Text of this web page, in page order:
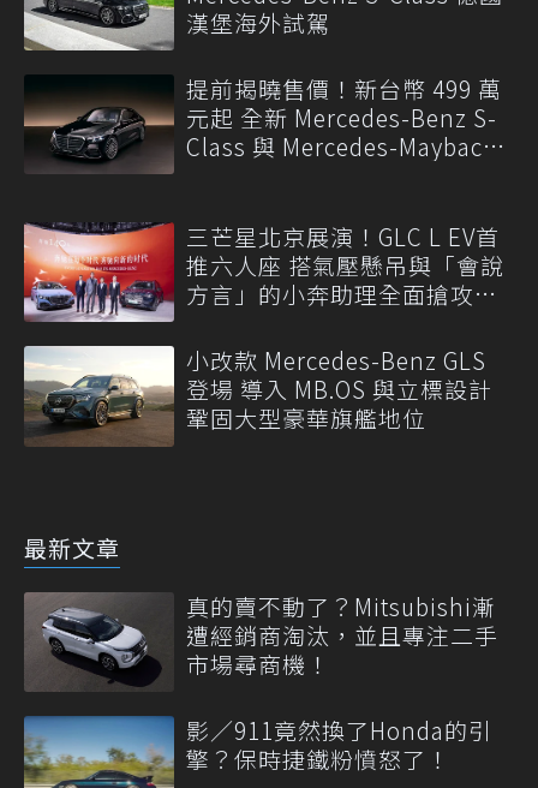
漢堡海外試駕
提前揭曉售價！新台幣 499 萬
元起 全新 Mercedes-Benz S-
Class 與 Mercedes-Maybach
三芒星北京展演！GLC L EV首
推六人座 搭氣壓懸吊與「會說
方言」的小奔助理全面搶攻高
小改款 Mercedes-Benz GLS
登場 導入 MB.OS 與立標設計
鞏固大型豪華旗艦地位
最新文章
真的賣不動了？Mitsubishi漸
遭經銷商淘汰，並且專注二手
市場尋商機！
影／911竟然換了Honda的引
擎？保時捷鐵粉憤怒了！